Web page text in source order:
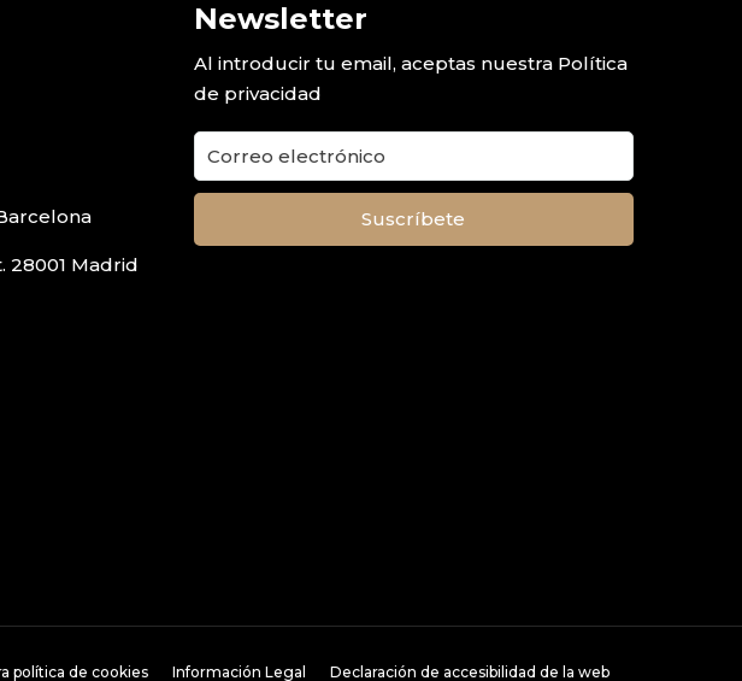
28001 Madrid
Newsletter
Al introducir tu email, aceptas nuestra Política
de privacidad
política de cookies Información Legal Declaración de accesibilidad de la web